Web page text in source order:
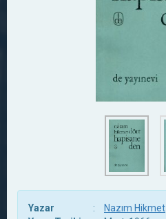
Yazar :
Nazım Hikmet